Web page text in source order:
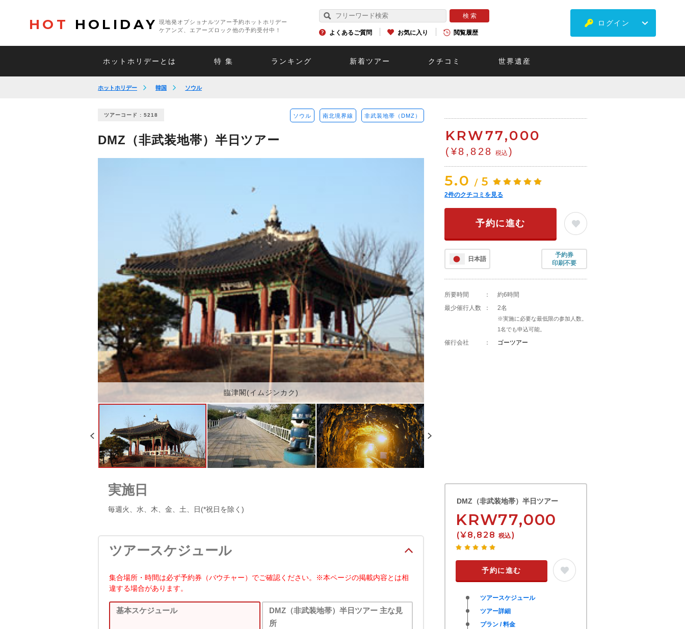
HOT HOLIDAY
現地発オプショナルツアー予約ホットホリデー
ケアンズ、エアーズロック他の予約受付中！
よくあるご質問 お気に入り 閲覧履歴
ログイン
ホットホリデーとは 特 集 ランキング 新着ツアー クチコミ 世界遺産
ホットホリデー 韓国 ソウル
ツアーコード : 5218 ソウル 南北境界線 非武装地帯（DMZ）
DMZ（非武装地帯）半日ツアー
臨津閣(イムジンカク)
KRW77,000
(¥8,828 税込 )
5.0 / 5
2件のクチコミを見る
予約に進む
日本語
予約券
印刷不要
所要時間 ：
約6時間
最少催行人数
： 2名
※実施に必要な最低限の参加人数。
1名でも申込可能。
催行会社 ： ゴーツアー
実施日
毎週火、水、木、金、土、日(*祝日を除く)
ツアースケジュール
集合場所・時間は必ず予約券（バウチャー）でご確認ください。※本ページの掲載内容とは相
違する場合があります。
基本スケジュール
DMZ（非武装地帯）半日ツアー 主な見
所
DMZ（非武装地帯）半日ツアー
KRW77,000
(¥8,828 税込)
予約に進む
ツアースケジュール
ツアー詳細
プラン / 料金